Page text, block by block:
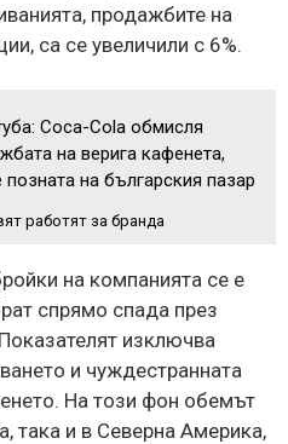
продажбите на
са се увеличили с 6%.
Coca-Cola обмисля
на верига кафенета,
на българския пазар
работят за бранда
на компанията се е
спрямо спада през
изключва
и чуждестранната
На този фон обемът
така и в Северна Америка,